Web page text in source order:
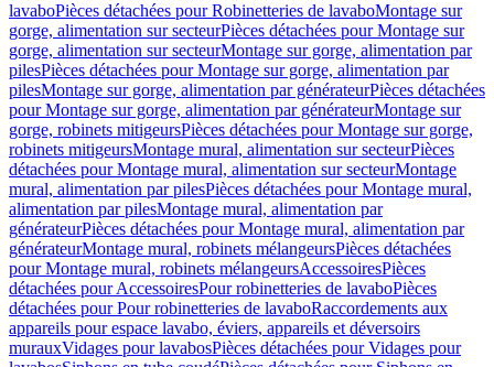
lavaboPièces détachées pour Robinetteries de lavaboMontage sur
gorge, alimentation sur secteurPièces détachées pour Montage sur
gorge, alimentation sur secteurMontage sur gorge, alimentation par
pilesPièces détachées pour Montage sur gorge, alimentation par
pilesMontage sur gorge, alimentation par générateurPièces détachées
pour Montage sur gorge, alimentation par générateurMontage sur
gorge, robinets mitigeursPièces détachées pour Montage sur gorge,
robinets mitigeursMontage mural, alimentation sur secteurPièces
détachées pour Montage mural, alimentation sur secteurMontage
mural, alimentation par pilesPièces détachées pour Montage mural,
alimentation par pilesMontage mural, alimentation par
générateurPièces détachées pour Montage mural, alimentation par
générateurMontage mural, robinets mélangeursPièces détachées
pour Montage mural, robinets mélangeursAccessoiresPièces
détachées pour AccessoiresPour robinetteries de lavaboPièces
détachées pour Pour robinetteries de lavaboRaccordements aux
appareils pour espace lavabo, éviers, appareils et déversoirs
murauxVidages pour lavabosPièces détachées pour Vidages pour